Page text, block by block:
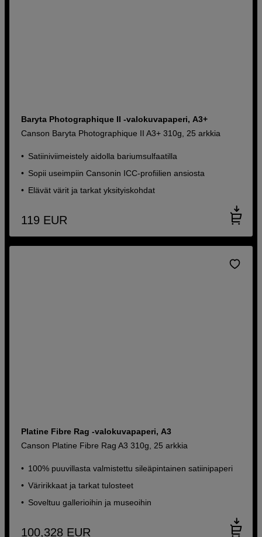
Baryta Photographique II -valokuvapaperi, A3+
Canson Baryta Photographique II A3+ 310g, 25 arkkia
Satiiniviimeistely aidolla bariumsulfaatilla
Sopii useimpiin Cansonin ICC-profiilien ansiosta
Elävät värit ja tarkat yksityiskohdat
119 EUR
Platine Fibre Rag -valokuvapaperi, A3
Canson Platine Fibre Rag A3 310g, 25 arkkia
100% puuvillasta valmistettu sileäpintainen satiinipaperi
Väririkkaat ja tarkat tulosteet
Soveltuu gallerioihin ja museoihin
100,328 EUR